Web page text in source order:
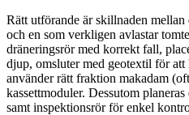
Rätt utförande är skillnaden
och en som verkligen avlastar
dräneringsrör med korrekt fall,
djup, omsluter med geotextil för
använder rätt fraktion makadam
kassettmoduler. Dessutom
samt inspektionsrör för enkel